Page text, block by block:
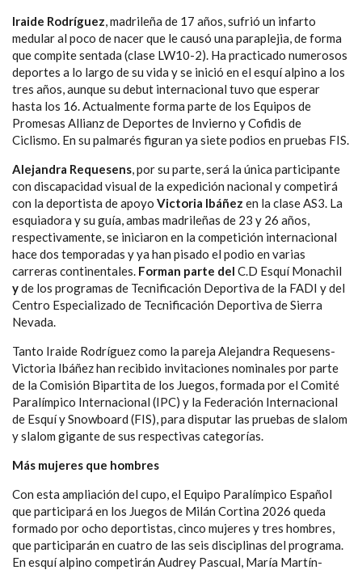
Iraide Rodríguez, madrileña de 17 años, sufrió un infarto
medular al poco de nacer que le causó una paraplejia, de forma
que compite sentada (clase LW10-2). Ha practicado numerosos
deportes a lo largo de su vida y se inició en el esquí alpino a los
tres años, aunque su debut internacional tuvo que esperar
hasta los 16. Actualmente forma parte de los Equipos de
Promesas Allianz de Deportes de Invierno y Cofidis de
Ciclismo. En su palmarés figuran ya siete podios en pruebas FIS.
Alejandra Requesens, por su parte, será la única participante
con discapacidad visual de la expedición nacional y competirá
con la deportista de apoyo Victoria Ibáñez en la clase AS3. La
esquiadora y su guía, ambas madrileñas de 23 y 26 años,
respectivamente, se iniciaron en la competición internacional
hace dos temporadas y ya han pisado el podio en varias
carreras continentales. Forman parte del C.D Esquí Monachil
yde los programas de Tecnificación Deportiva de la FADI y del
Centro Especializado de Tecnificación Deportiva de Sierra
Nevada.
Tanto Iraide Rodríguez como la pareja Alejandra Requesens-
Victoria Ibáñez han recibido invitaciones nominales por parte
de la Comisión Bipartita de los Juegos, formada por el Comité
Paralímpico Internacional (IPC) y la Federación Internacional
de Esquí y Snowboard (FIS), para disputar las pruebas de slalom
y slalom gigante de sus respectivas categorías.
Más mujeres que hombres
Con esta ampliación del cupo, el Equipo Paralímpico Español
que participará en los Juegos de Milán Cortina 2026 queda
formado por ocho deportistas, cinco mujeres y tres hombres,
que participarán en cuatro de las seis disciplinas del programa.
En esquí alpino competirán Audrey Pascual, María Martín-